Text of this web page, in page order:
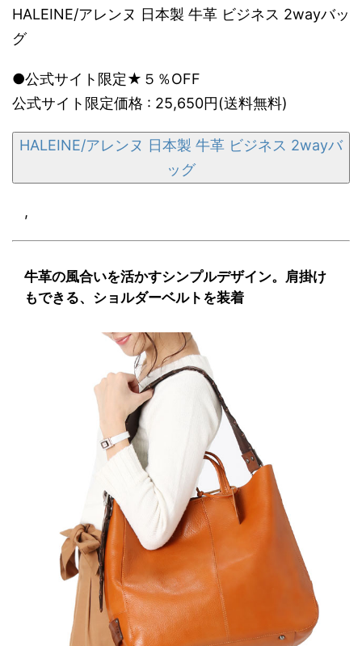
HALEINE/アレンヌ 日本製 牛革 ビジネス 2wayバッ
グ
●公式サイト限定★５％OFF
公式サイト限定価格 : 25,650円(送料無料)
HALEINE/アレンヌ 日本製 牛革 ビジネス 2wayバ
ッグ
,
牛革の風合いを活かすシンプルデザイン。肩掛け
もできる、ショルダーベルトを装着